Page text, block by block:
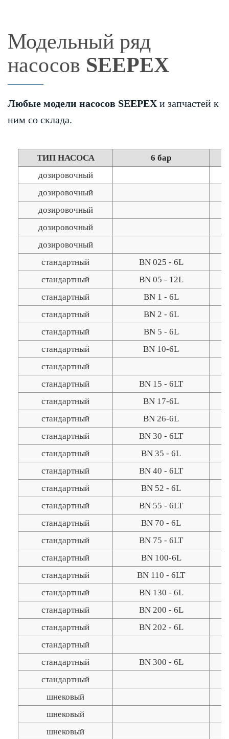
Модельный ряд
насосов SEEPEX
Любые модели насосов SEEPEX и запчастей к
ним со склада.
ТИП НАСОСА
6 бар
дозировочный
дозировочный
дозировочный
дозировочный
дозировочный
стандартный
BN 025 - 6L
стандартный
BN 05 - 12L
стандартный
BN 1 - 6L
стандартный
BN 2 - 6L
стандартный
BN 5 - 6L
стандартный
BN 10-6L
стандартный
стандартный
BN 15 - 6LT
стандартный
BN 17-6L
стандартный
BN 26-6L
стандартный
BN 30 - 6LT
стандартный
BN 35 - 6L
стандартный
BN 40 - 6LT
стандартный
BN 52 - 6L
стандартный
BN 55 - 6LT
стандартный
BN 70 - 6L
стандартный
BN 75 - 6LT
стандартный
BN 100-6L
стандартный
BN 110 - 6LT
стандартный
BN 130 - 6L
стандартный
BN 200 - 6L
стандартный
BN 202 - 6L
стандартный
стандартный
BN 300 - 6L
стандартный
шнековый
шнековый
шнековый